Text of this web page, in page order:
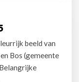
beeld van
Bos (gemeente